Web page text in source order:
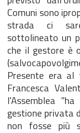
Comuni sono
strada ci
sottolineato un
che il gestore è
Presente era al
Francesca
l'Assemblea
gestione privata
non fosse più